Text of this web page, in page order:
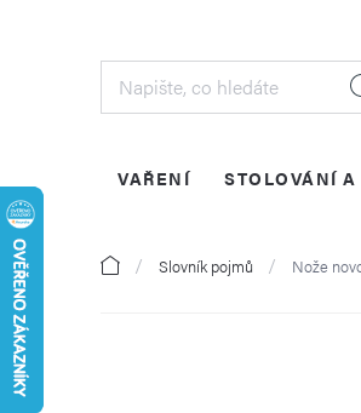
VAŘENÍ STOLOVÁNÍ
DomůSlovník pojmů Nože